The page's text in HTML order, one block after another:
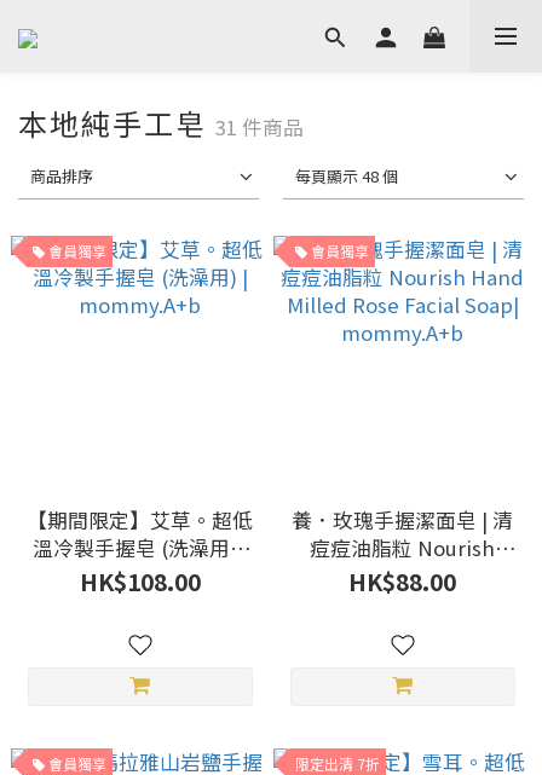
本地純手工皂 31 件商品
商品排序 每頁顯示 48 個
會員獨享
【期間限定】艾草。超低
溫冷製手握皂 (洗澡用) |
mommy.A+b
HK$108.00
會員獨享
養．玫瑰手握潔面皂 | 清
痘痘油脂粒 Nourish
Hand Milled Rose Facial
Soap| mommy.A+b
HK$88.00
會員獨享 限定出清 7折